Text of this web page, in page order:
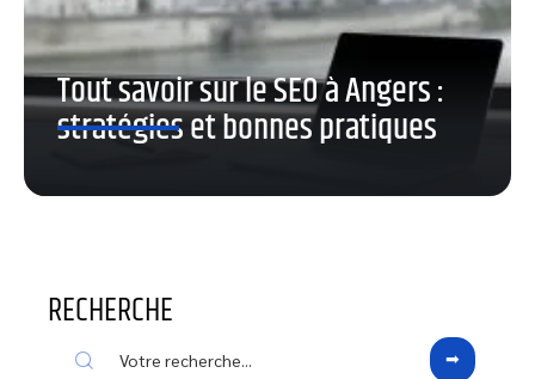
Tout savoir sur le SEO à Angers :
stratégies et bonnes pratiques
RECHERCHE